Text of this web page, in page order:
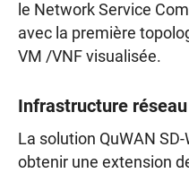
le Network Service
avec la première
VM /VNF visualisée.
Infrastructure
La solution QuWAN
obtenir une extension